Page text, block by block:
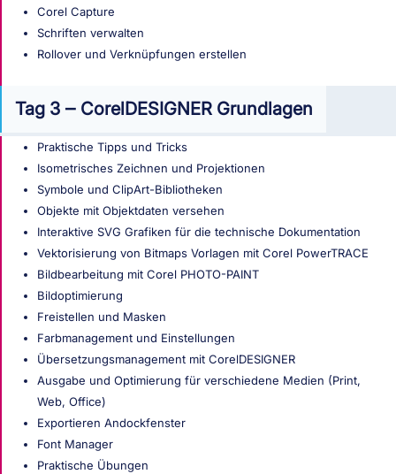
Corel Capture
Schriften verwalten
Rollover und Verknüpfungen erstellen
Tag 3 ‒ CorelDESIGNER Grundlagen
Praktische Tipps und Tricks
Isometrisches Zeichnen und Projektionen
Symbole und ClipArt-Bibliotheken
Objekte mit Objektdaten versehen
Interaktive SVG Grafiken für die technische Dokumentation
Vektorisierung von Bitmaps Vorlagen mit Corel PowerTRACE
Bildbearbeitung mit Corel PHOTO-PAINT
Bildoptimierung
Freistellen und Masken
Farbmanagement und Einstellungen
Übersetzungsmanagement mit CorelDESIGNER
Ausgabe und Optimierung für verschiedene Medien (Print,
Web, Office)
Exportieren Andockfenster
Font Manager
Praktische Übungen